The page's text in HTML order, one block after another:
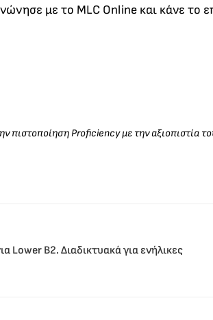
με το MLC Online και κάνε το
πιστοποίηση Proficiency με την αξιοπιστία
Lower B2. Διαδικτυακά για ενήλικες